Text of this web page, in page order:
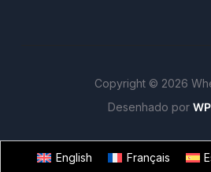
Copyright © 2026
Desenhado por
English Français